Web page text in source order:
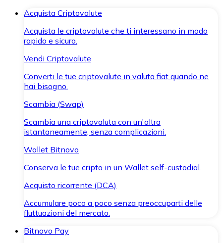
Acquista Criptovalute
Acquista le criptovalute che ti interessano in modo
rapido e sicuro.
Vendi Criptovalute
Converti le tue criptovalute in valuta fiat quando ne
hai bisogno.
Scambia (Swap)
Scambia una criptovaluta con un'altra
istantaneamente, senza complicazioni.
Wallet Bitnovo
Conserva le tue cripto in un Wallet self-custodial.
Acquisto ricorrente (DCA)
Accumulare poco a poco senza preoccuparti delle
fluttuazioni del mercato.
Bitnovo Pay